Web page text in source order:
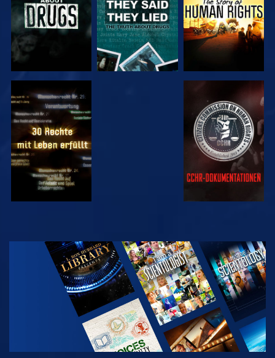
ANSEHEN ANSEHEN
ANSEHEN
SERIE
ENTDECKEN